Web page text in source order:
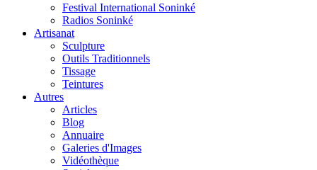
Festival International Soninké
Radios Soninké
Artisanat
Sculpture
Outils Traditionnels
Tissage
Teintures
Autres
Articles
Blog
Annuaire
Galeries d'Images
Vidéothèque